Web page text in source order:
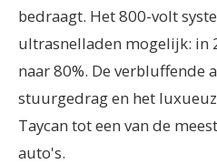
bedraagt. Het 800-volt
ultrasnelladen mogelijk: in
naar 80%. De verbluffende
stuurgedrag en het
Taycan tot een van de
auto's.